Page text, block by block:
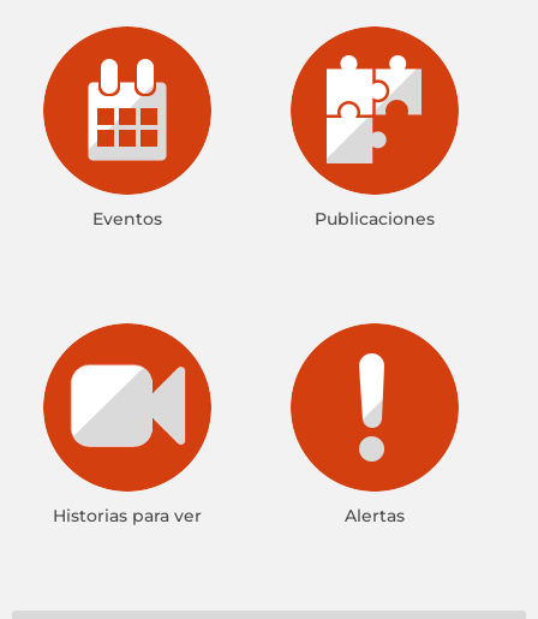
Eventos Publicaciones
Historias para ver Alertas